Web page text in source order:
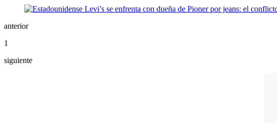
anterior
1
siguiente